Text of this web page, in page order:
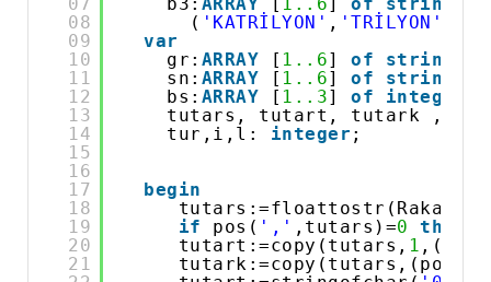
07
08
09
10
11
12
13
14
15
16
17
18
19
20
21
b3: ARRAY [ 1..6] of string
( 'KATRİLYON' , 'TRİLYON'
var
gr: ARRAY [ 1..6] of string
sn: ARRAY [ 1..6] of string
bs: ARRAY [ 1..3] of integer
tutars, tutart, tutark ,
tur,i,l: integer ;
begin
tutars:=floattostr(Rakam);
if
pos( ',' ,tutars)=0 then
tutart:=copy(tutars, 1 ,(pos(
tutark:=copy(tutars,(pos(